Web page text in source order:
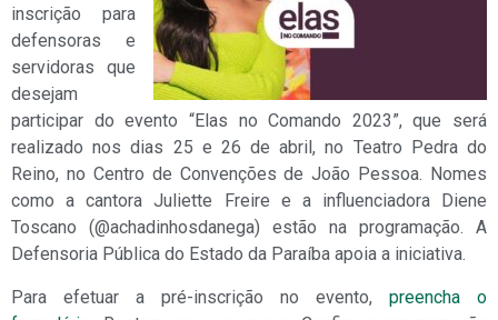
inscrição para
defensoras e
servidoras que
desejam
participar do evento “Elas no Comando 2023”, que será
realizado nos dias 25 e 26 de abril, no Teatro Pedra do
Reino, no Centro de Convenções de João Pessoa. Nomes
como a cantora Juliette Freire e a influenciadora Diene
Toscano (@achadinhosdanega) estão na programação. A
Defensoria Pública do Estado da Paraíba apoia a iniciativa.
Para efetuar a pré-inscrição no evento, preencha o